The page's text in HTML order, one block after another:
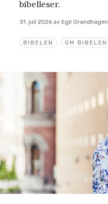
BIBELEN OM BIBELEN
bibelleser.
31. juli 2026 av Egil Grandhagen